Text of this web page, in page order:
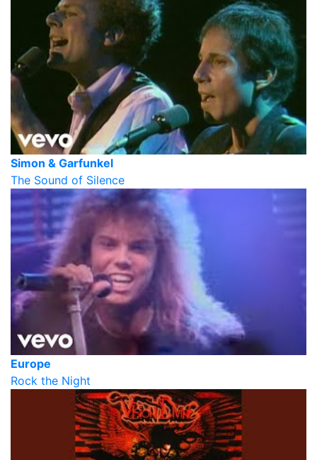
Simon & Garfunkel
The Sound of Silence
Europe
Rock the Night